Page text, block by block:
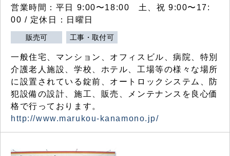
営業時間：平日 9:00〜18:00 土、祝 9:00〜17:
00 / 定休日：日曜日
販売可 工事・取付可
一般住宅、マンション、オフィスビル、病院、特別
介護老人施設、学校、ホテル、工場等の様々な場所
に設置されている錠前、オートロックシステム、防
犯設備の設計、施工、販売、メンテナンスを良心価
格で行っております。
http://www.marukou-kanamono.jp/